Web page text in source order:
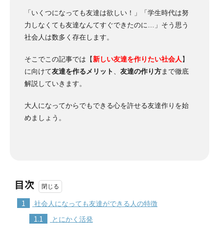
「いくつになっても友達は欲しい！」「学生時代は努
力しなくても友達なんてすぐできたのに…」そう思う
社会人は数多く存在します。
そこでこの記事では【新しい友達を作りたい社会人 】
に向けて友達を作るメリット 友達の作り方まで徹底
解説していきます。
大人になってからでもできる心を許せる友達作りを始
めましょう。
目次
1 社会人になっても友達ができる人の特徴
1.1 とにかく活発